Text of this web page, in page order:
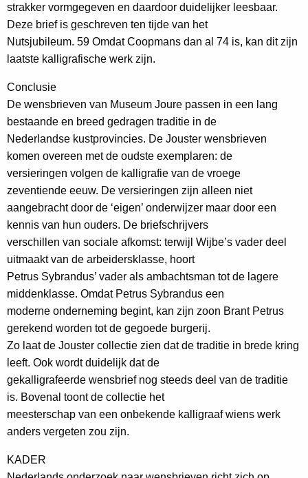
strakker vormgegeven en daardoor duidelijker leesbaar.
Deze brief is geschreven ten tijde van het
Nutsjubileum. 59 Omdat Coopmans dan al 74 is, kan dit zijn
laatste kalligrafische werk zijn.
Conclusie
De wensbrieven van Museum Joure passen in een lang
bestaande en breed gedragen traditie in de
Nederlandse kustprovincies. De Jouster wensbrieven
komen overeen met de oudste exemplaren: de
versieringen volgen de kalligrafie van de vroege
zeventiende eeuw. De versieringen zijn alleen niet
aangebracht door de ‘eigen’ onderwijzer maar door een
kennis van hun ouders. De briefschrijvers
verschillen van sociale afkomst: terwijl Wijbe’s vader deel
uitmaakt van de arbeidersklasse, hoort
Petrus Sybrandus’ vader als ambachtsman tot de lagere
middenklasse. Omdat Petrus Sybrandus een
moderne onderneming begint, kan zijn zoon Brant Petrus
gerekend worden tot de gegoede burgerij.
Zo laat de Jouster collectie zien dat de traditie in brede kring
leeft. Ook wordt duidelijk dat de
gekalligrafeerde wensbrief nog steeds deel van de traditie
is. Bovenal toont de collectie het
meesterschap van een onbekende kalligraaf wiens werk
anders vergeten zou zijn.
KADER